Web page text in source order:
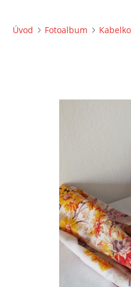
Úvod Fotoalbum